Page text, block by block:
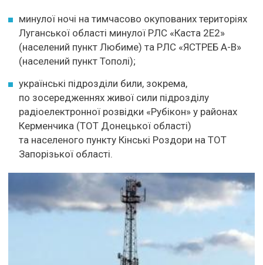
минулої ночі на тимчасово окупованих територіях
Луганської області минулої РЛС «Каста 2Е2»
(населений пункт Любиме) та РЛС «ЯСТРЕБ А-В»
(населений пункт Тополі);
українські підрозділи били, зокрема,
по зосередженнях живої сили підрозділу
радіоелектронної розвідки «Рубікон» у районах
Керменчика (ТОТ Донецької області)
та населеного пункту Кінські Роздори на ТОТ
Запорізької області.